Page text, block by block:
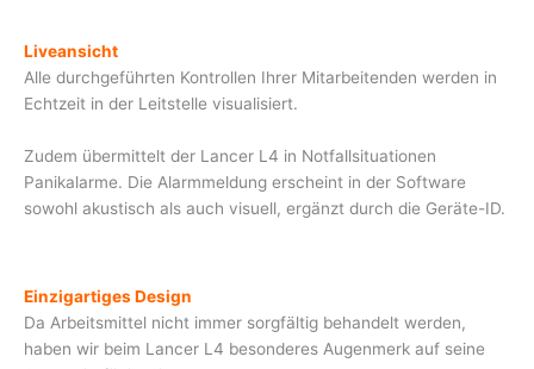
Liveansicht
Alle durchgeführten Kontrollen Ihrer Mitarbeitenden werden in
Echtzeit in der Leitstelle visualisiert.
Zudem übermittelt der Lancer L4 in Notfallsituationen
Panikalarme. Die Alarmmeldung erscheint in der Software
sowohl akustisch als auch visuell, ergänzt durch die Geräte-ID.
Einzigartiges Design
Da Arbeitsmittel nicht immer sorgfältig behandelt werden,
haben wir beim Lancer L4 besonderes Augenmerk auf seine